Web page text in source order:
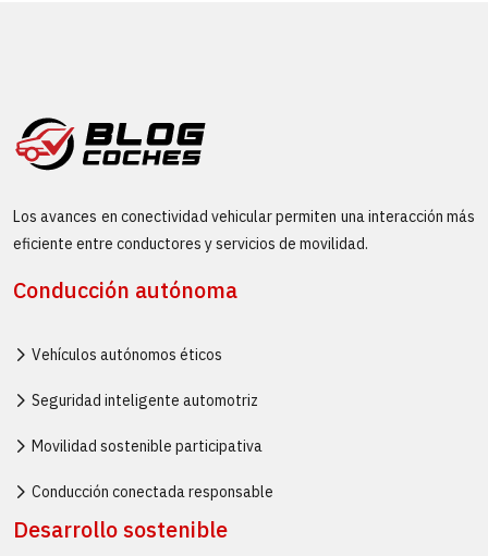
Los avances en conectividad vehicular permiten una interacción más
eficiente entre conductores y servicios de movilidad.
Conducción autónoma
Vehículos autónomos éticos
Seguridad inteligente automotriz
Movilidad sostenible participativa
Conducción conectada responsable
Desarrollo sostenible